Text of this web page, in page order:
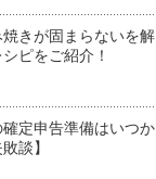
きが固まらないを解
ピをご紹介！
定申告準備はいつか
談】